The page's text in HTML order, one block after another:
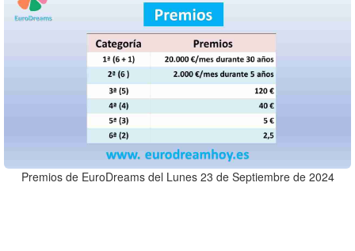
Premios de EuroDreams del Lunes 23 de Septiembre de 2024